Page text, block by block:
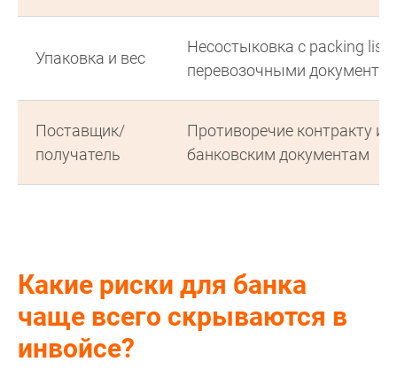
Упаковка и вес
Несостыковка с packing list
перевозочными
Поставщик/
получатель
Противоречие контракту и
банковским документам
Какие риски для банка
чаще всего скрываются в
инвойсе?